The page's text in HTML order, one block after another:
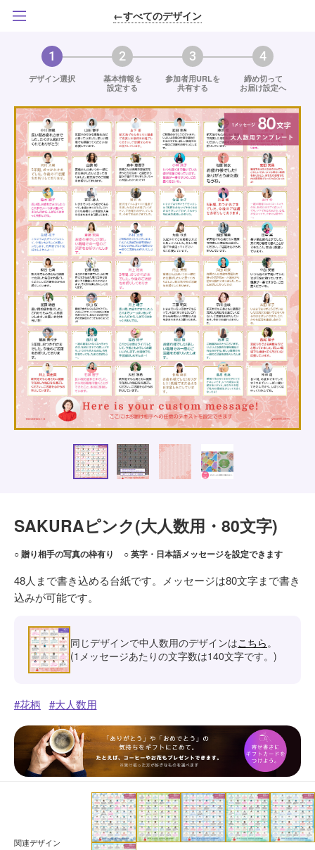
←すべてのデザイン
1
デザイン選択
2
基本情報を
設定する
3
参加者用URLを
共有する
4
締め切って
お届け設定へ
SAKURAピンク(大人数用・80文字)
○ 贈り相手の写真の枠有り ○ 英字・日本語メッセージを設定できます
48人まで書き込める台紙です。メッセージは80文字まで書き
込みが可能です。
同じデザインで中人数用のデザインはこちら。
(1メッセージあたりの文字数は140文字です。)
花柄 大人数用
関連デザイン